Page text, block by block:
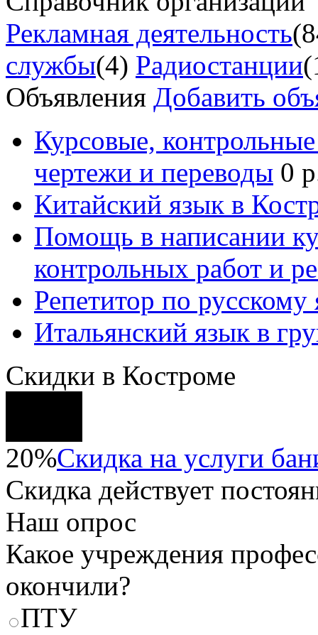
Рекламная деятельность
службы(4) Радиостанции
Объявления Добавить
Курсовые,
чертежи и переводы 0
Китайский язык в
Помощь в написании
контрольных работ и
Репетитор по русскому
Итальянский язык в
Скидки в Костроме
20%Скидка на услуги
Скидка действует
Наш опрос
Какое учреждения
окончили?
ПТУ